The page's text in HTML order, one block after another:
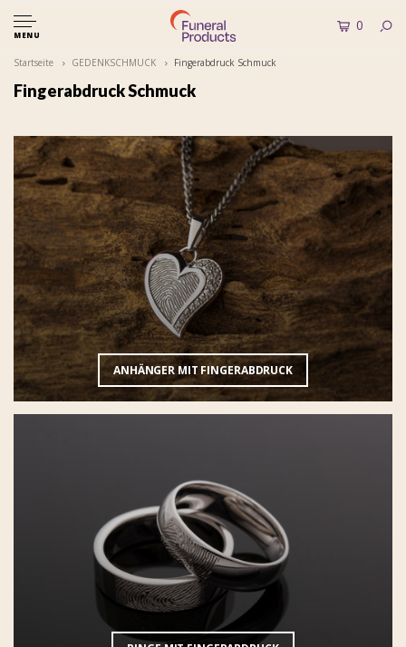
MENU
0
Startseite GEDENKSCHMUCK Fingerabdruck Schmuck
Fingerabdruck Schmuck
ANHÄNGER MIT FINGERABDRUCK